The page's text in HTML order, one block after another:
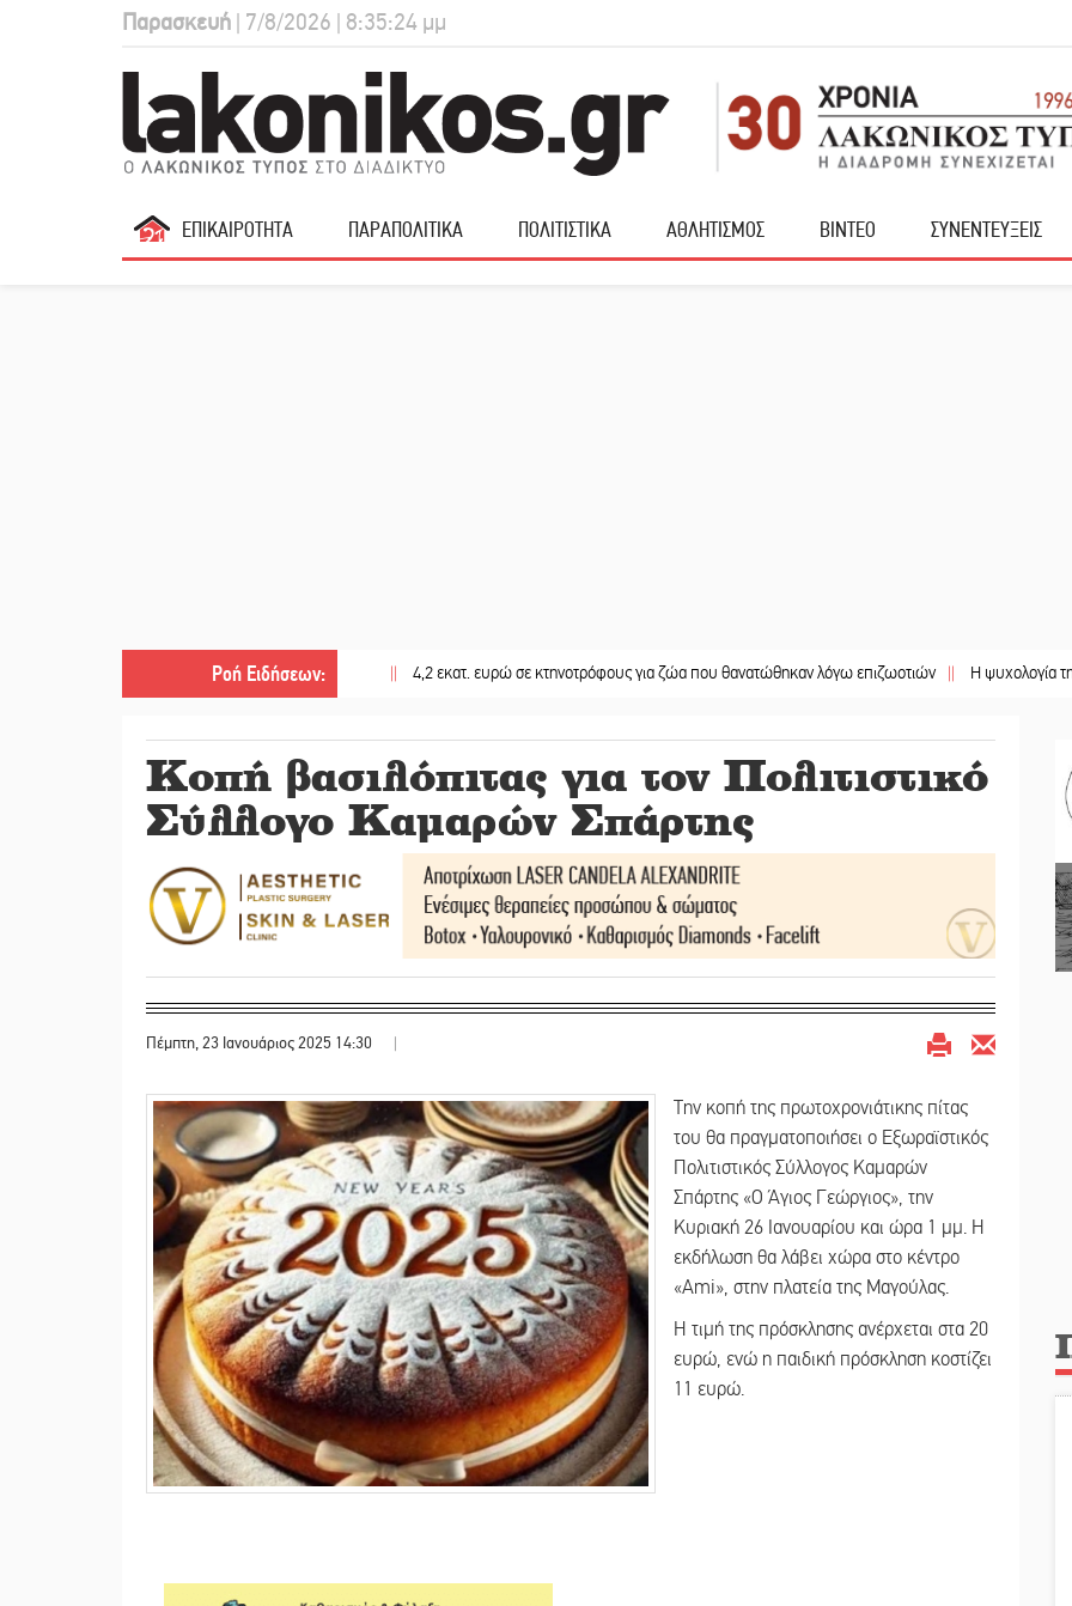
Παρασκευή | 7/8/2026 | 8:35:25 μμ
ΕΠΙΚΑΙΡΟΤΗΤΑ ΠΑΡΑΠΟΛΙΤΙΚΑ ΠΟΛΙΤΙΣΤΙΚΑ ΑΘΛΗΤΙΣΜΟΣ ΒΙΝΤΕΟ ΣΥΝΕΝΤΕΥΞΕΙΣ
Ροή Ειδήσεων:
|| 4,2 εκατ. ευρώ σε κτηνοτρόφους για ζώα που θανατώθηκαν λόγω επιζωοτιών || Η ψυχολογία της
Κοπή βασιλόπιτας για τον Πολιτιστικό
Σύλλογο Καμαρών Σπάρτης
Πέμπτη, 23 Ιανουάριος 2025 14:30 |
Την κοπή της πρωτοχρονιάτικης πίτας
του θα πραγματοποιήσει ο Εξωραϊστικός
Πολιτιστικός Σύλλογος Καμαρών
Σπάρτης «Ο Άγιος Γεώργιος», την
Κυριακή 26 Ιανουαρίου και ώρα 1 μμ. Η
εκδήλωση θα λάβει χώρα στο κέντρο
«Ami», στην πλατεία της Μαγούλας.
Η τιμή της πρόσκλησης ανέρχεται στα 20
ευρώ, ενώ η παιδική πρόσκληση κοστίζει
11 ευρώ.